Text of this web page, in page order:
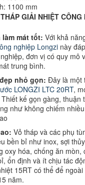
1100 mm
THÁP GIẢI NHIỆT
làm mát tốt: Với khả
nghiệp Longzinày
đơn vị có quy mô
trung bình.
nhỏ gọn: Đây là một
LONGZI LTC 20RT,
kế gọn gàng,
như không chiếm
Vỏ tháp và các phụ
bền bỉ như inox, sợi
oxy hóa, chống ăn
ổn định và ít chịu tác
15RT có thể để
năm.